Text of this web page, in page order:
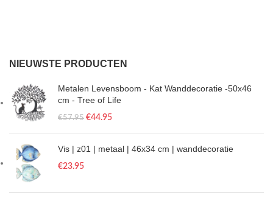
NIEUWSTE PRODUCTEN
Metalen Levensboom - Kat Wanddecoratie -50x46
cm - Tree of Life
€57.95 €44.95
Vis | z01 | metaal | 46x34 cm | wanddecoratie
€23.95